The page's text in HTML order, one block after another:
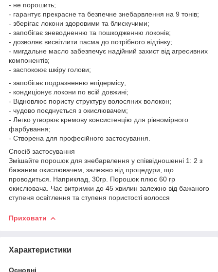
- не порошить;
- гарантує прекрасне та безпечне знебарвлення на 9 тонів;
- зберігає локони здоровими та блискучими;
- запобігає зневодненню та пошкодженню локонів;
- дозволяє висвітлити пасма до потрібного відтінку;
- мигдальне масло забезпечує надійний захист від агресивних
компонентів;
- заспокоює шкіру голови;
- запобігає подразненню епідермісу;
- кондиціонує локони по всій довжині;
- Відновлює пористу структуру волосяних волокон;
- чудово поєднується з окислювачем;
- Легко утворює кремову консистенцію для рівномірного
фарбування;
- Створена для професійного застосування.
Спосіб застосування
Змішайте порошок для знебарвлення у співвідношенні 1: 2 з
бажаним окислювачем, залежно від процедури, що
проводиться. Наприклад, 30гр. Порошок плюс 60 гр
окислювача. Час витримки до 45 хвилин залежно від бажаного
ступеня освітлення та ступеня пористості волосся
Приховати
Характеристики
Основні